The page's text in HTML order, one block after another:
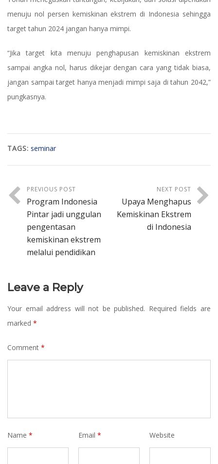
menuju nol persen kemiskinan ekstrem di Indonesia sehingga
target tahun 2024 jangan hanya mimpi.
“Jika target kita menuju penghapusan kemiskinan ekstrem
sampai angka nol, harus dikejar dengan cara yang tidak biasa,
jangan sampai target hanya menjadi mimpi saja di tahun 2042,”
pungkasnya.
TAGS: seminar
PREVIOUS POST
Program Indonesia
Pintar jadi unggulan
pengentasan
kemiskinan ekstrem
melalui pendidikan
NEXT POST
Upaya Menghapus
Kemiskinan Ekstrem
di Indonesia
Leave a Reply
Your email address will not be published. Required fields are
marked *
Comment *
Name * Email * Website